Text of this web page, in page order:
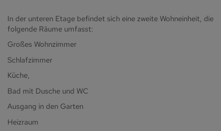
In der unteren Etage befindet sich eine zweite Wohneinheit, die
folgende Räume umfasst:
Großes Wohnzimmer
Schlafzimmer
Küche,
Bad mit Dusche und WC
Ausgang in den Garten
Heizraum